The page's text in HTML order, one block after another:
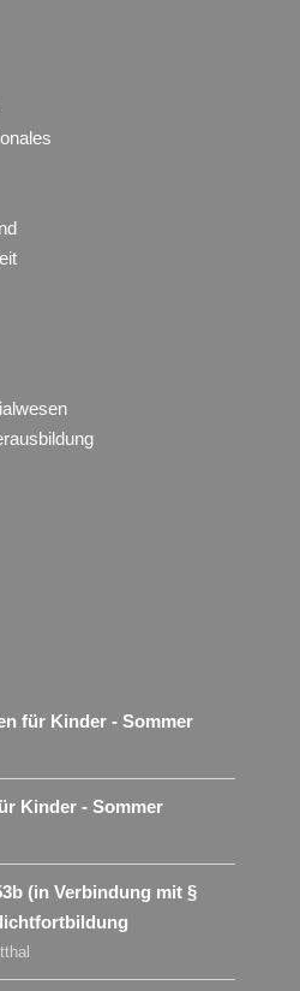
für Kinder - Sommer
Kinder - Sommer
(in Verbindung mit §